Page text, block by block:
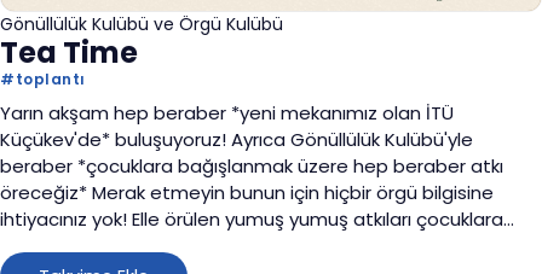
Gönüllülük Kulübü ve Örgü Kulübü
Tea Time
#toplantı
Yarın akşam hep beraber *yeni mekanımız olan İTÜ
Küçükev'de* buluşuyoruz! Ayrıca Gönüllülük Kulübü'yle
beraber *çocuklara bağışlanmak üzere hep beraber atkı
öreceğiz* Merak etmeyin bunun için hiçbir örgü bilgisine
ihtiyacınız yok! Elle örülen yumuş yumuş atkıları çocuklara